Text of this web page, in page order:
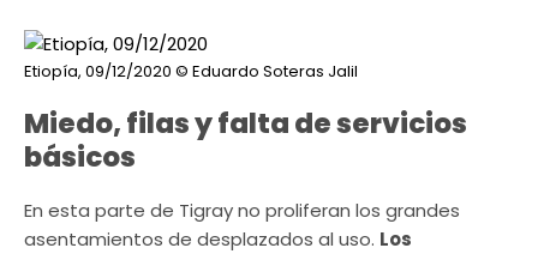
Etiopía, 09/12/2020 © Eduardo Soteras Jalil
Miedo, filas y falta de servicios
básicos
En esta parte de Tigray no proliferan los grandes
asentamientos de desplazados al uso. Los